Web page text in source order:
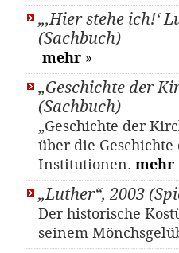
„,Hier stehe ich!‘
(Sachbuch)
mehr »
„Geschichte der
(Sachbuch)
„Geschichte der
über die Geschichte
Institutionen. mehr
„Luther“, 2003
Der historische
seinem